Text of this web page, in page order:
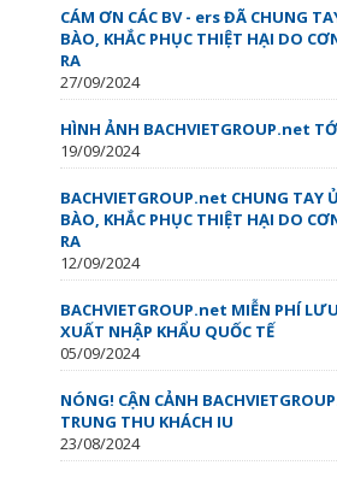
CÁM ƠN CÁC BV - ers ĐÃ CHUNG
BÀO, KHẮC PHỤC THIỆT HẠI DO
RA
27/09/2024
HÌNH ẢNH BACHVIETGROUP.net
19/09/2024
BACHVIETGROUP.net CHUNG TAY
BÀO, KHẮC PHỤC THIỆT HẠI DO
RA
12/09/2024
BACHVIETGROUP.net MIỄN PHÍ
XUẤT NHẬP KHẨU QUỐC TẾ
05/09/2024
NÓNG! CẬN CẢNH
TRUNG THU KHÁCH IU
23/08/2024